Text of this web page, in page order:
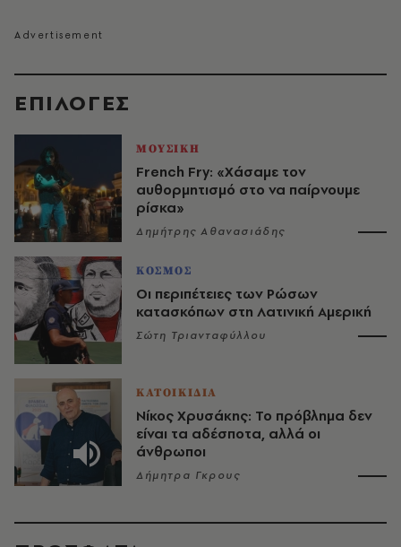
EΠΙΛΟΓΈΣ
ΜΟΥΣΙΚΗ
French Fry: «Χάσαμε τον
αυθορμητισμό στο να παίρνουμε
ρίσκα»
Δημήτρης Αθανασιάδης
ΚΟΣΜΟΣ
Οι περιπέτειες των Ρώσων
κατασκόπων στη Λατινική Αμερική
Σώτη Τριανταφύλλου
ΚΑΤΟΙΚΙΔΙΑ
Νίκος Χρυσάκης: Το πρόβλημα δεν
είναι τα αδέσποτα, αλλά οι
άνθρωποι
Δήμητρα Γκρους